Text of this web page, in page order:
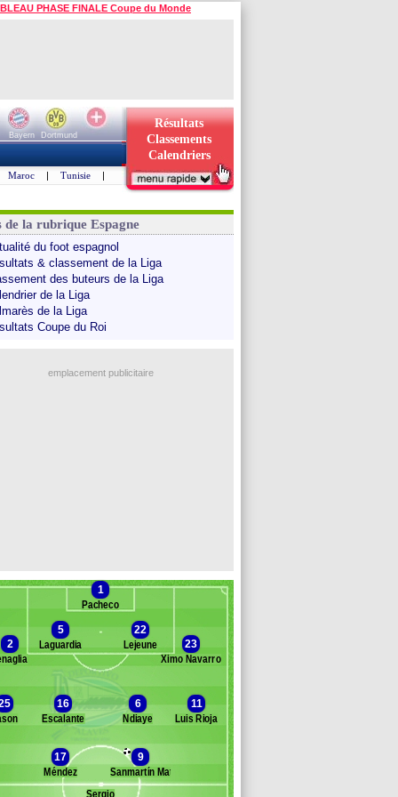
PHASE FINALE Coupe du Monde
Bayern
Dortmund
Résultats
Classements
Calendriers
Maroc | Tunisie |
de la rubrique Espagne
du foot espagnol
& classement de la Liga
des buteurs de la Liga
de la Liga
de la Liga
Coupe du Roi
emplacement publicitaire
Banc des remplaçants Alaves
Vallejo
Antonio Moya
Sivera
1
Pacheco
5
Laguardia
22
Lejeune
2
23
Ximo Navarro
16
Escalante
6
Ndiaye
11
Luis Rioja
17
Méndez
9
Sanmartín Mato
Sergio